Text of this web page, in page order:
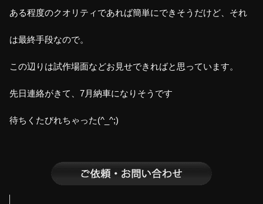
ある程度のクオリティであれば簡単にできそうだけど、それ
は最終手段なので。
この辺りは試作場面などお見せできればと思っています。
先日連絡がきて、7月納車になりそうです
待ちくたびれちゃった(^_^;)